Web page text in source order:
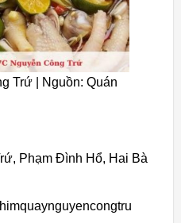
Trứ | Nguồn: Quán
Phạm Đình Hổ, Hai Bà